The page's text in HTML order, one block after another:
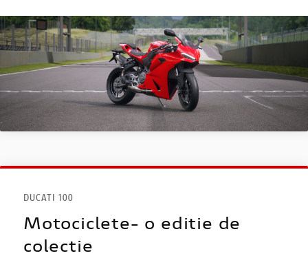
DUCATI 100
Motociclete- o editie de
colectie